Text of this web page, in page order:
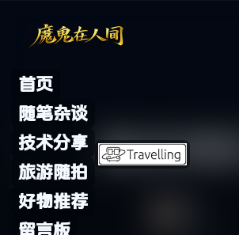
首页
随笔杂谈
技术分享
旅游随拍
好物推荐
留言板
最近的情况